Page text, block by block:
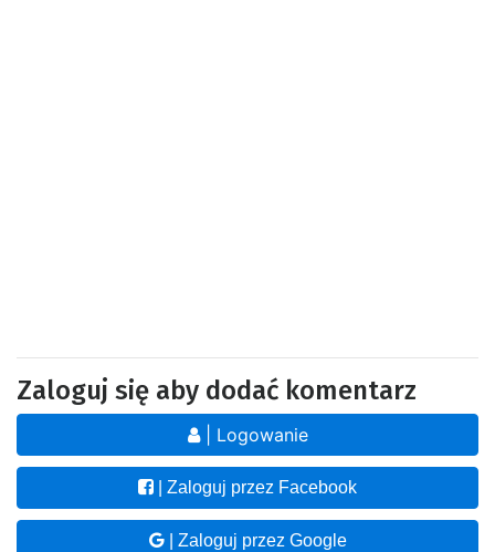
Zaloguj się aby dodać komentarz
| Logowanie
| Zaloguj przez Facebook
| Zaloguj przez Google